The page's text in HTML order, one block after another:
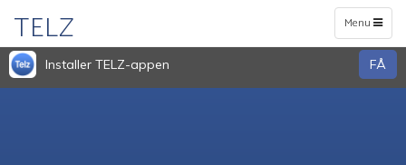
Toggle
navigation
Menu
TELZ
Installer TELZ-appen FÅ